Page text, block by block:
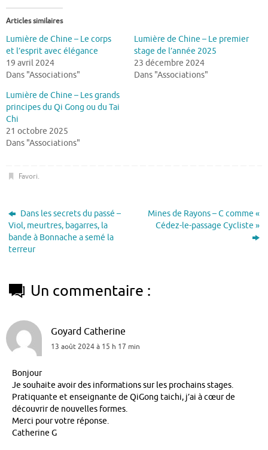
Articles similaires
Lumière de Chine – Le corps
et l’esprit avec élégance
19 avril 2024
Dans "Associations"
Lumière de Chine – Le premier
stage de l’année 2025
23 décembre 2024
Dans "Associations"
Lumière de Chine – Les grands
principes du Qi Gong ou du Tai
Chi
21 octobre 2025
Dans "Associations"
Favori.
Dans les secrets du passé –
Viol, meurtres, bagarres, la
bande à Bonnache a semé la
terreur
Mines de Rayons – C comme «
Cédez-le-passage Cycliste »
Un commentaire :
Goyard Catherine
13 août 2024 à 15 h 17 min
Bonjour
Je souhaite avoir des informations sur les prochains stages.
Pratiquante et enseignante de QiGong taichi, j’ai à cœur de
découvrir de nouvelles formes.
Merci pour votre réponse.
Catherine G